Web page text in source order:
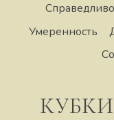
Умеренность
КУБКИ